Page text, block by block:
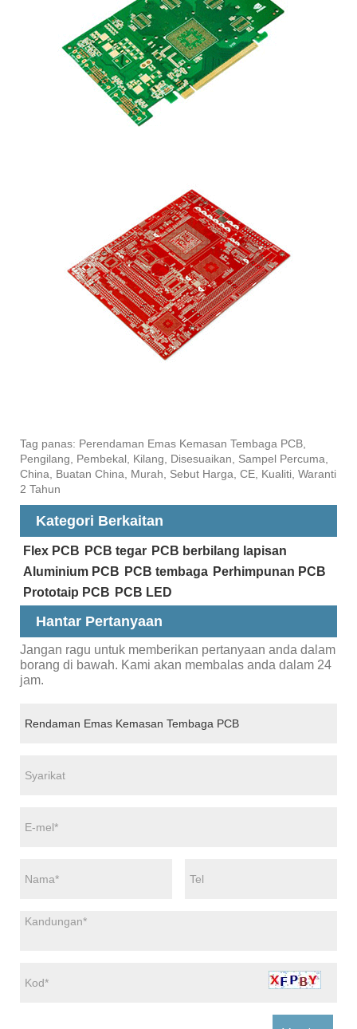
Tag panas: Perendaman Emas Kemasan Tembaga PCB,
Pengilang, Pembekal, Kilang, Disesuaikan, Sampel Percuma,
China, Buatan China, Murah, Sebut Harga, CE, Kualiti, Waranti
2 Tahun
Kategori Berkaitan
Flex PCB PCB tegar PCB berbilang lapisan
Aluminium PCB PCB tembaga Perhimpunan PCB
Prototaip PCB PCB LED
Hantar Pertanyaan
Jangan ragu untuk memberikan pertanyaan anda dalam
borang di bawah. Kami akan membalas anda dalam 24
jam.